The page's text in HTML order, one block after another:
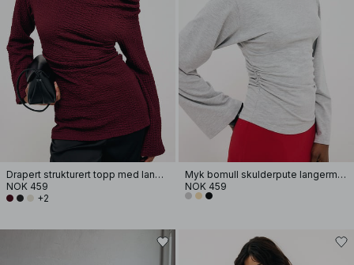
Drapert strukturert topp med lange ermer
NOK 459
+2
Myk bomull skulderpute langermet T-skjorte
NOK 459